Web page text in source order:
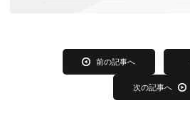
前の記事へ
次の記事へ